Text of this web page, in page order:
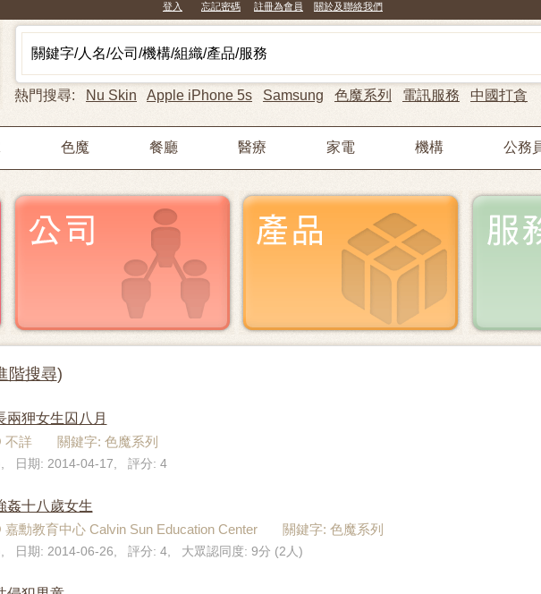
登入 忘記密碼 註冊為會員 關於及聯絡我們
熱門搜尋: Nu Skin Apple iPhone 5s Samsung 色魔系列 電訊服務 中國打貪
色魔 餐廳 醫療 家電 機構 公務
階搜尋)
兩狎女生囚八月
不詳 關鍵字: 色魔系列
日期: 2014-04-17, 評分: 4
姦十八歲女生
嘉勳教育中心 Calvin Sun Education Center 關鍵字: 色魔系列
日期: 2014-06-26, 評分: 4, 大眾認同度: 9分 (2人)